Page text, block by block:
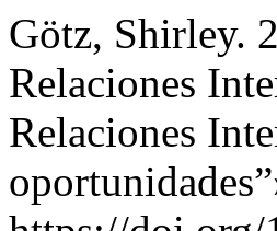
Götz, Shirley.
Relaciones
Relaciones